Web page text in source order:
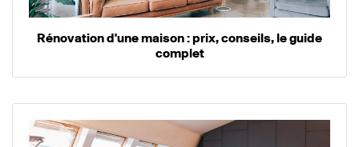
Rénovation d'une maison : prix, conseils, le guide
complet